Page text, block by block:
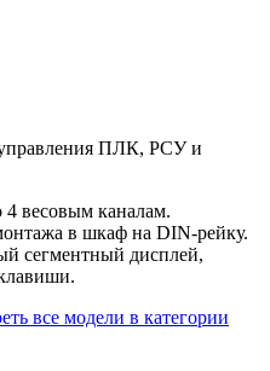
управления ПЛК, РСУ и
4 весовым каналам.
в шкаф на DIN-рейку.
сегментный дисплей,
все модели в категории